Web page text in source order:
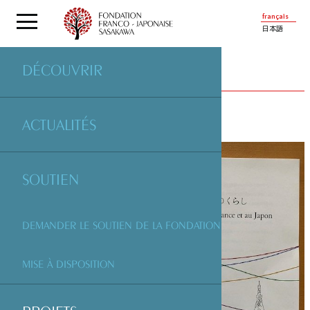
français
日本語
DÉCOUVRIR
ACTUALITÉS
SOUTIEN
DEMANDER LE SOUTIEN DE LA FONDATION
MISE À DISPOSITION
PROJETSSOUTENUS PAR LA FONDATION